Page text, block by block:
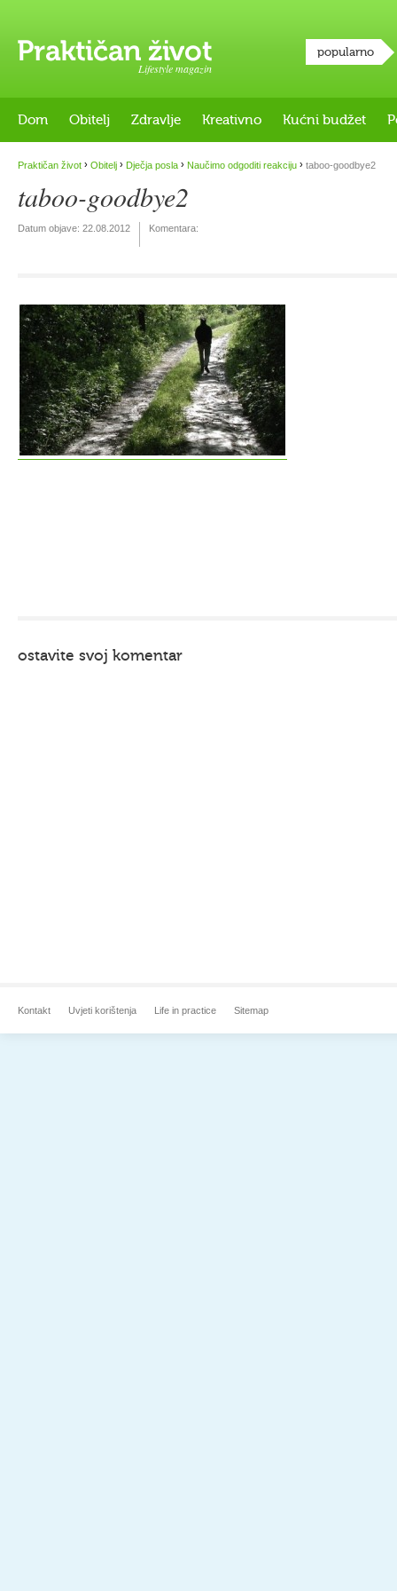
Lifestyle magazin
popularno
Dom Obitelj Zdravlje Kreativno Kućni budžet
Praktičan život › Obitelj › Dječja posla › Naučimo odgoditi reakciju › taboo-goodbye2
taboo-goodbye2
Datum objave: 22.08.2012 Komentara:
ostavite svoj komentar
Kontakt Uvjeti korištenja Life in practice Sitemap